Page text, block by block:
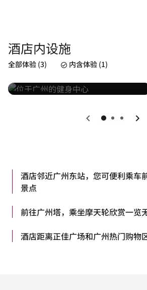
酒店内设施
全部体验 (3) 内含体验 (1)
已包括
健康中心
上一页
酒店邻近广州东站，您可便利乘车
景点
前往广州塔，乘坐摩天轮欣赏一览
酒店距离正佳广场和广州热门购物